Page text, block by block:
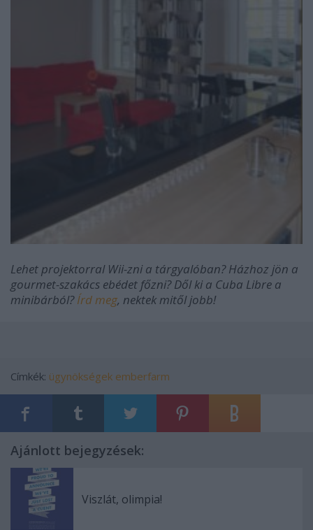
Lehet projektorral Wii-zni a tárgyalóban? Házhoz jön a
gourmet-szakács ebédet főzni? Dől ki a Cuba Libre a
minibárból?Írd meg, nektek mitől jobb!
Címkék: ügynökségek emberfarm
Ajánlott bejegyzések:
Viszlát, olimpia!